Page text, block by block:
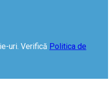
uri. Verifică Politica de